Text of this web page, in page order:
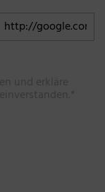
und erkläre